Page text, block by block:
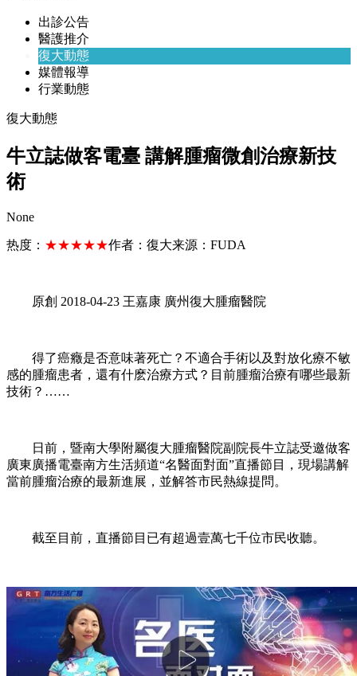
出診公告
醫護推介
復大動態
媒體報導
行業動態
復大動態
牛立誌做客電臺 講解腫瘤微創治療新技
術
None
热度： ★★★★★作者： 復大来源： FUDA
原創 2018-04-23 王嘉康 廣州復大腫瘤醫院
得了癌癥是否意味著死亡？不適合手術以及對放化療不敏
感的腫瘤患者，還有什麽治療方式？目前腫瘤治療有哪些最新
技術？……
日前，暨南大學附屬復大腫瘤醫院副院長牛立誌受邀做客
廣東廣播電臺南方生活頻道“名醫面對面”直播節目，現場講解
當前腫瘤治療的最新進展，並解答市民熱線提問。
截至目前，直播節目已有超過壹萬七千位市民收聽。